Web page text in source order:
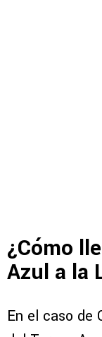
¿Cómo
Azul a la
En el caso de